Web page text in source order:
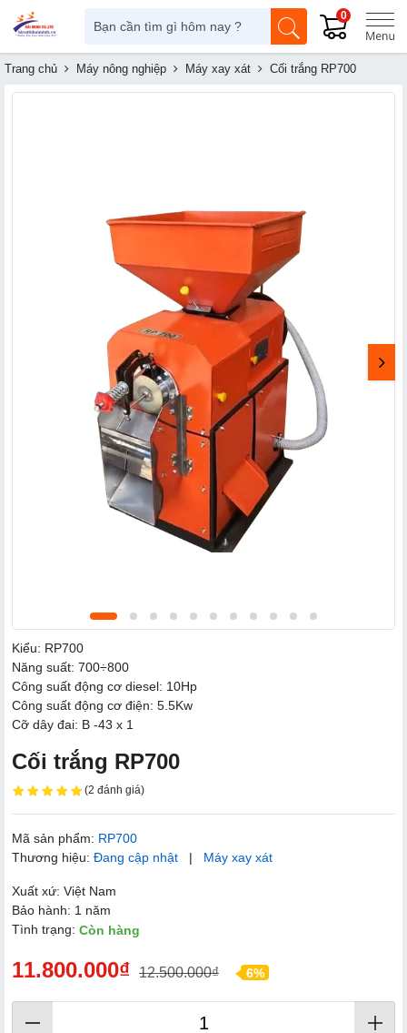
0
Trang chủ Máy nông nghiệp Máy xay xát Cối trắng RP700
Kiểu: RP700
Năng suất: 700÷800
Công suất động cơ diesel: 10Hp
Công suất động cơ điện: 5.5Kw
Cỡ dây đai: B -43 x 1
Cối trắng RP700
(2 đánh giá)
Mã sản phẩm: RP700
Thương hiệu: Đang cập nhật | Máy xay xát
Xuất xứ: Việt Nam
Bảo hành: 1 năm
Tình trạng: Còn hàng
11.800.000₫ 12.500.000₫ 6%